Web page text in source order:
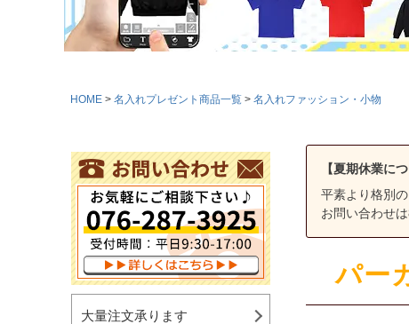
HOME 名入れプレゼント商品一覧 名入れファッション・小物
大量注文承ります
【夏期休業につ
平素より格別
お問い合わせ
パー